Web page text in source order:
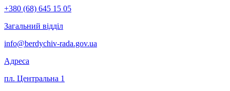
+380 (68) 645 15 05
Загальний відділ
info@berdychiv-rada.gov.ua
Адреса
пл. Центральна 1